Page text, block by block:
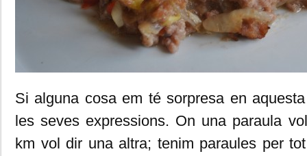
Si alguna cosa em té sorpresa en
les seves expressions. On una paraula
km vol dir una altra; tenim paraules per